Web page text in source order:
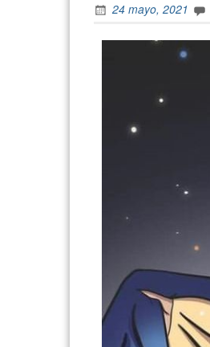
24 mayo, 2021